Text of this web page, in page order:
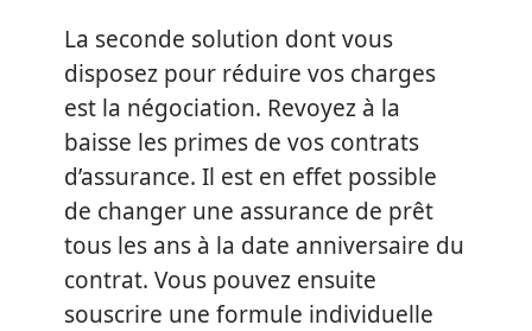
La seconde solution dont vous
disposez pour réduire vos charges
est la négociation. Revoyez à la
baisse les primes de vos contrats
d’assurance. Il est en effet possible
de changer une assurance de prêt
tous les ans à la date anniversaire du
contrat. Vous pouvez ensuite
souscrire une formule individuelle